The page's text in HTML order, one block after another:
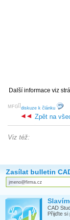
Další informace viz
[
MFG ]
diskuze k článku
Zpět na
Viz též:
Zasílat bulletin
CAD
Přijďte si